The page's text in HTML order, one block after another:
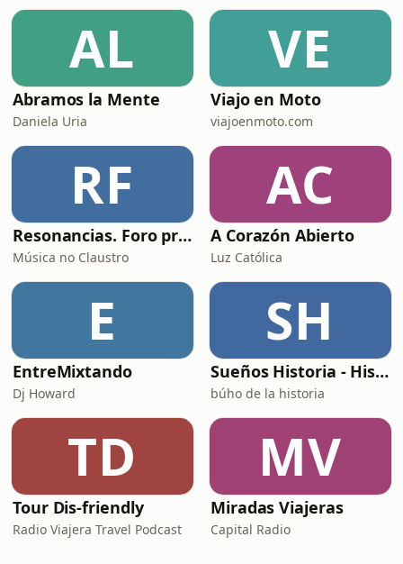
AL
Abramos la Mente
Daniela Uria
VE
Viajo en Moto
viajoenmoto.com
RF
Resonancias. Foro profesional de instrumentos musicais
Música no Claustro
AC
A Corazón Abierto
Luz Católica
E
EntreMixtando
Dj Howard
SH
Sueños Historia - Histórico Podcast de historia relajada para dormir
búho de la historia
TD
Tour Dis-friendly
Radio Viajera Travel Podcast
MV
Miradas Viajeras
Capital Radio